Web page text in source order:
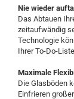
Nie wieder
Das Abtauen
zeitaufwändig
Technologie
Ihrer To-Do-
Maximale
Die Glasböden
Einfrieren